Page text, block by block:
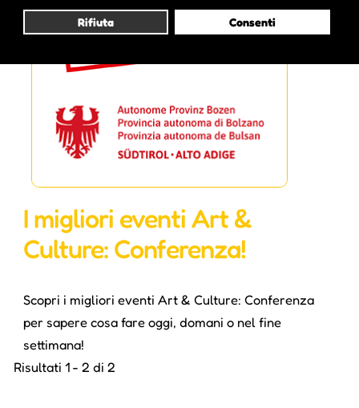
Rifiuta Consenti
I migliori eventi Art &
Culture: Conferenza!
Scopri i migliori eventi Art & Culture: Conferenza
per sapere cosa fare oggi, domani o nel fine
settimana!
Risultati 1 - 2 di 2